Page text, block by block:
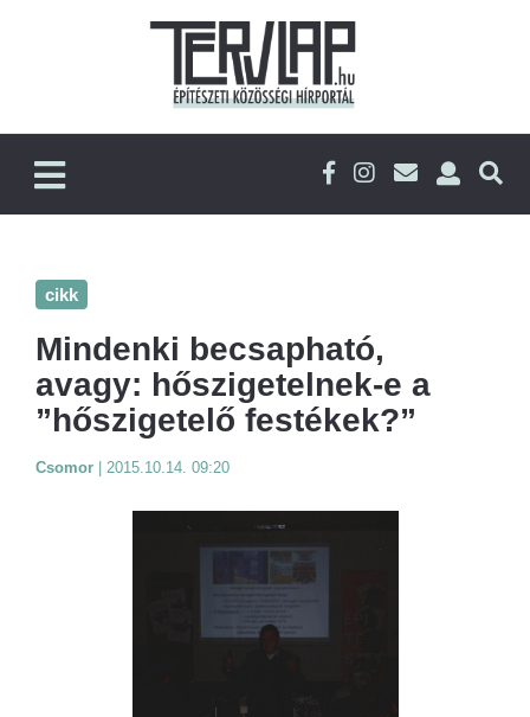
cikk
Mindenki becsapható,
avagy: hőszigetelnek-e a
”hőszigetelő festékek?”
Csomor 2015.10.14. 09:20